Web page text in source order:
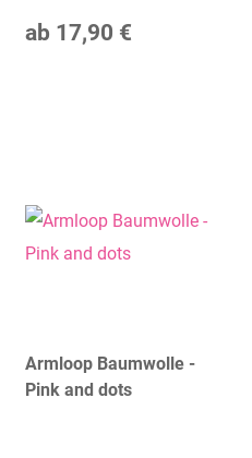
ab 17,90 €
Armloop Baumwolle -
Pink and dots